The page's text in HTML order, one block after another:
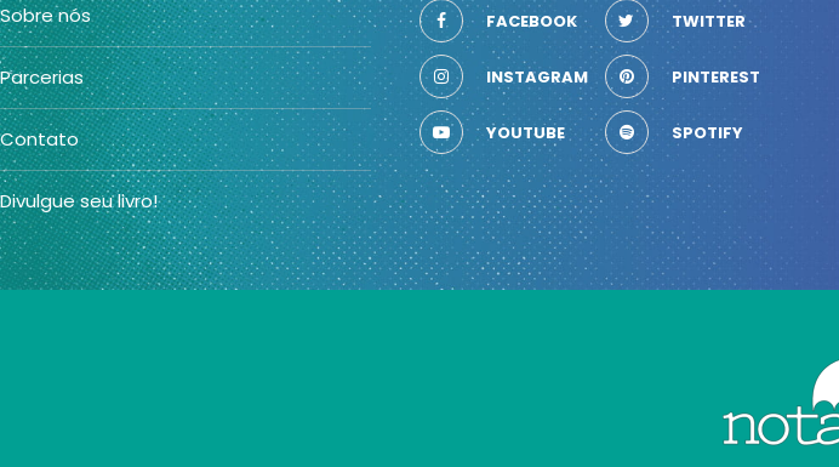
Sobre nós
Parcerias
Contato
Divulgue seu livro!
FACEBOOK TWITTER
INSTAGRAM PINTEREST
YOUTUBE SPOTIFY